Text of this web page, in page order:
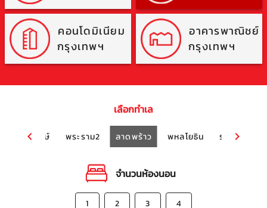
คอนโดมิเนียม
กรุงเทพฯ
อาคารพาณิชย์
กรุงเทพฯ
เลือกทำเล
ราชพฤกษ์ พระราม2 ลาดพร้าว พหลโยธิน รามอินทรา
จำนวนห้องนอน
1 2 3 4